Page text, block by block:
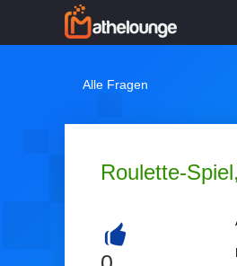
Alle Fragen
Roulette-